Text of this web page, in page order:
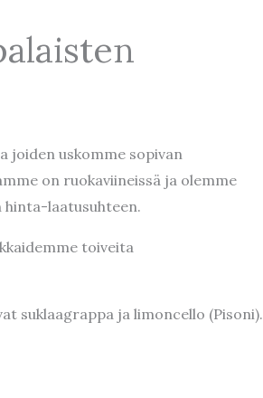
joiden uskomme sopivan
on ruokaviineissä ja olemme
laatusuhteen.
toiveita
suklaagrappa ja limoncello (Pisoni).